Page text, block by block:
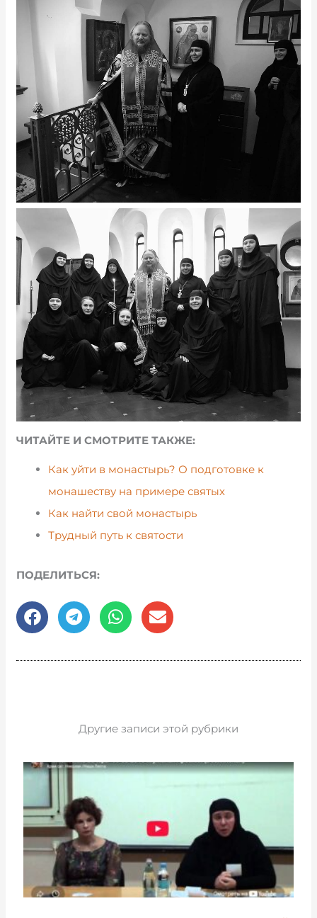
ЧИТАЙТЕ И СМОТРИТЕ ТАКЖЕ:
Как уйти в монастырь? О подготовке к
монашеству на примере святых
Как найти свой монастырь
Трудный путь к святости
ПОДЕЛИТЬСЯ:
Другие записи этой рубрики